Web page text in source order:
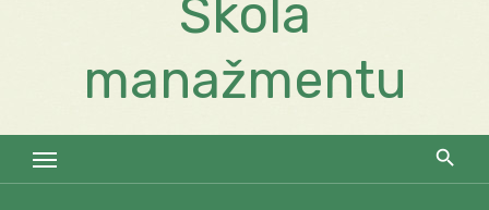
Škola
manažmentu